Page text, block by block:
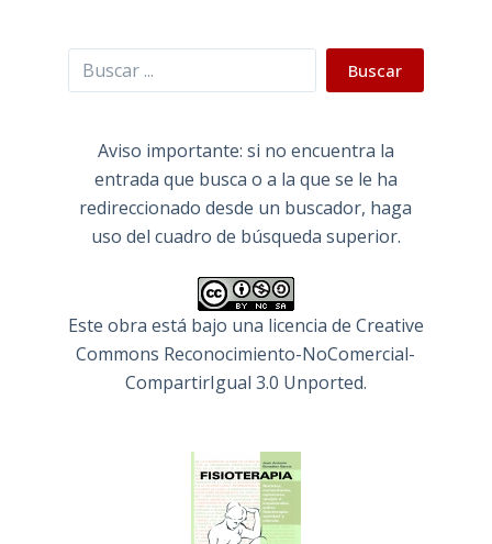
Buscar Buscar
Aviso importante: si no encuentra la
entrada que busca o a la que se le ha
redireccionado desde un buscador, haga
uso del cuadro de búsqueda superior.
Este obra está bajo una licencia de Creative
Commons Reconocimiento-NoComercial-
CompartirIgual 3.0 Unported.